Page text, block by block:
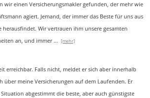
wir einen Ver­sicherungs­makler gefunden, der mehr wie
agiert. Jemand, der immer das Beste für uns aus
herausfindet. Wir vertrauen ihm unsere gesamten
an, und immer... [mehr]
erreichbar. Falls nicht, meldet er sich aber innerhalb
über meine Versicherungen auf dem Laufenden. Er
abgestimmt die beste, aber auch günstigste